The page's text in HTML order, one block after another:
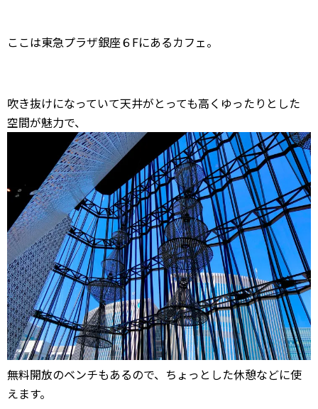
ここは東急プラザ銀座６Fにあるカフェ。
吹き抜けになっていて天井がとっても高くゆったりとした
空間が魅力で、
無料開放のベンチもあるので、ちょっとした休憩などに使
えます。